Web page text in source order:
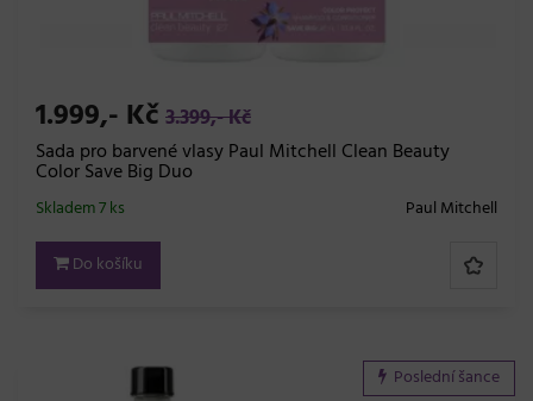
1.999,- Kč 3.399,- Kč
Sada pro barvené vlasy Paul Mitchell Clean Beauty
Color Save Big Duo
Paul Mitchell
Skladem 7 ks
Do košíku
Poslední šance